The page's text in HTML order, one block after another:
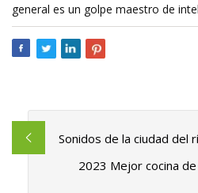
general es un golpe maestro de
Sonidos de la ciudad del
2023 Mejor cocina